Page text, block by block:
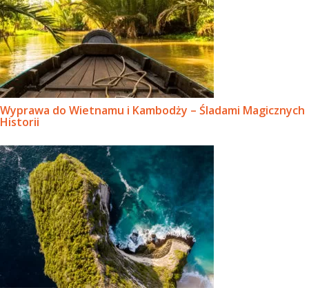
Wyprawa do Wietnamu i Kambodży – Śladami Magicznych
Historii